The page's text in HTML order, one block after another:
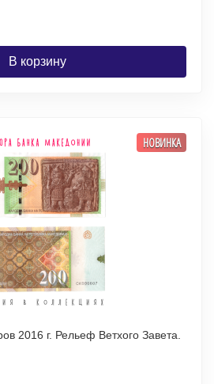
В корзину
НОВИНКА
2016 г. Рельеф Ветхого Завета.